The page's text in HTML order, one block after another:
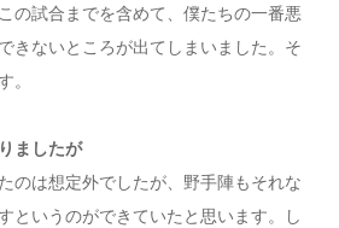
の試合までを含めて、僕たちの一番悪
きないところが出てしまいました。そ
。
ましたが
のは想定外でしたが、野手陣もそれな
というのができていたと思います。し